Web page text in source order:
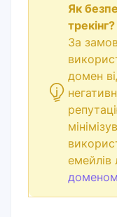
Як
трекінг?
За
домен
доменом